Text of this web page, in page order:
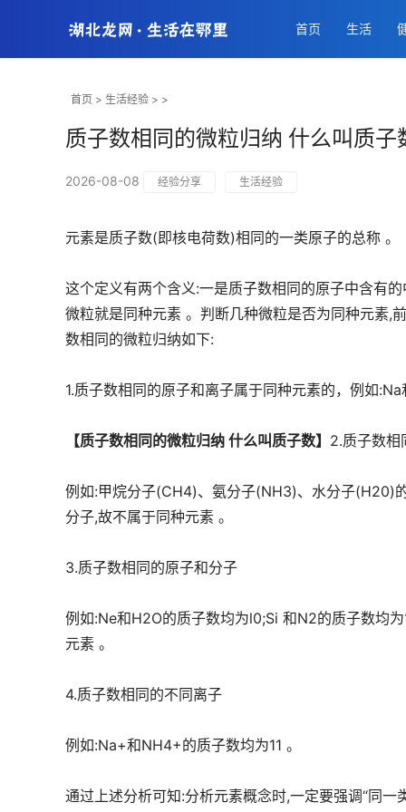
首页 生活
首页 > 生活经验 > >
质子数相同的微粒归纳 什么叫质子
2026-08-08 经验分享 生活经验
元素是质子数(即核电荷数)相同的一类原子的总称 。
这个定义有两个含义:一是质子数相同的原子中含有
微粒就是同种元素 。判断几种微粒是否为同种元素,
数相同的微粒归纳如下:
1.质子数相同的原子和离子属于同种元素的，例如
【质子数相同的微粒归纳 什么叫质子数】 2.质子数相
例如:甲烷分子(CH4)、氨分子(NH3)、水分子(H20)
分子,故不属于同种元素 。
3.质子数相同的原子和分子
例如:Ne和H2O的质子数均为l0;Si 和N2的质子数均
元素 。
4.质子数相同的不同离子
例如:Na+和NH4+的质子数均为11 。
通过上述分析可知:分析元素概念时,一定要强调“同一